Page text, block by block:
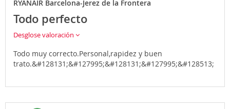
RYANAIR Barcelona-Jerez de la Frontera
Todo perfecto
Desglose valoración
Todo muy correcto.Personal,rapidez y buen
trato.&#128131;&#127995;&#128131;&#127995;&#128513;